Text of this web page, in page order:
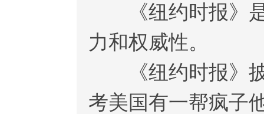
《纽约时报》是
力和权威性。
《纽约时报》披
考美国有一帮疯子